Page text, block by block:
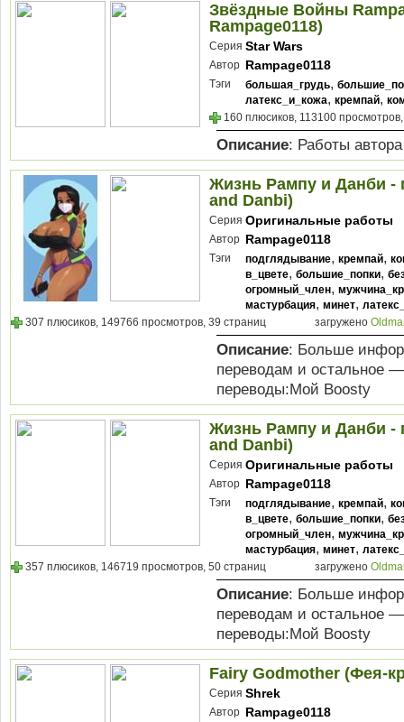
Звёздные Войны
Rampage0118)
Серия Star Wars
Автор Rampage0118
Тэги большая_грудь,
латекс_и_кожа, кремпай,
160 плюсиков, 113100
Описание: Работы
Жизнь Рампу и Данби -
and Danbi)
Серия Оригинальные работы
Автор Rampage0118
Тэги подглядывание, кремпай,
в_цвете, большие_попки,
огромный_член,
мастурбация, минет,
307 плюсиков, 149766 просмотров, 39 страниц
загружено
Описание: Больше
переводам и остальное
переводы:Мой Boosty
Жизнь Рампу и Данби -
and Danbi)
Серия Оригинальные работы
Автор Rampage0118
Тэги подглядывание, кремпай,
в_цвете, большие_попки,
огромный_член,
мастурбация, минет,
357 плюсиков, 146719 просмотров, 50 страниц
загружено
Описание: Больше
переводам и остальное
переводы:Мой Boosty
Fairy Godmother (Фея-
Серия Shrek
Автор Rampage0118